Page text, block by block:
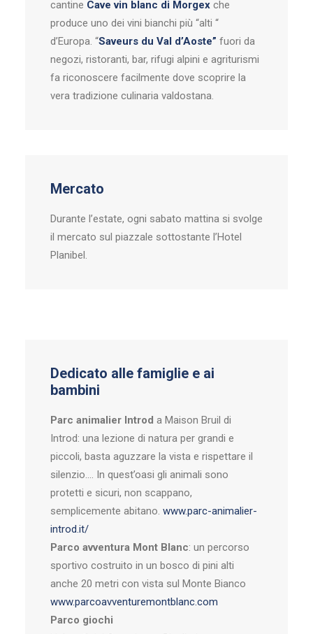
cantine Cave vin blanc di Morgex che
produce uno dei vini bianchi più “alti “
d’Europa. “Saveurs du Val d’Aoste” fuori da
negozi, ristoranti, bar, rifugi alpini e agriturismi
fa riconoscere facilmente dove scoprire la
vera tradizione culinaria valdostana.
Mercato
Durante l’estate, ogni sabato mattina si svolge
il mercato sul piazzale sottostante l’Hotel
Planibel.
Dedicato alle famiglie e ai
bambini
Parc animalier Introd a Maison Bruil di
Introd: una lezione di natura per grandi e
piccoli, basta aguzzare la vista e rispettare il
silenzio…. In quest’oasi gli animali sono
protetti e sicuri, non scappano,
semplicemente abitano. www.parc-animalier-
introd.it/
Parco avventura Mont Blanc: un percorso
sportivo costruito in un bosco di pini alti
anche 20 metri con vista sul Monte Bianco
www.parcoavventuremontblanc.com
Parco giochi